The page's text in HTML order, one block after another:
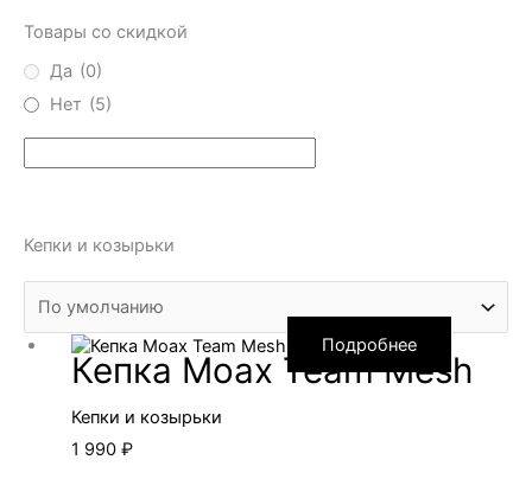
Товары со скидкой
Да (0)
Нет (5)
Кепки и козырьки
Подробнее
Кепка Moax Team Mesh
Кепки и козырьки
1 990 ₽